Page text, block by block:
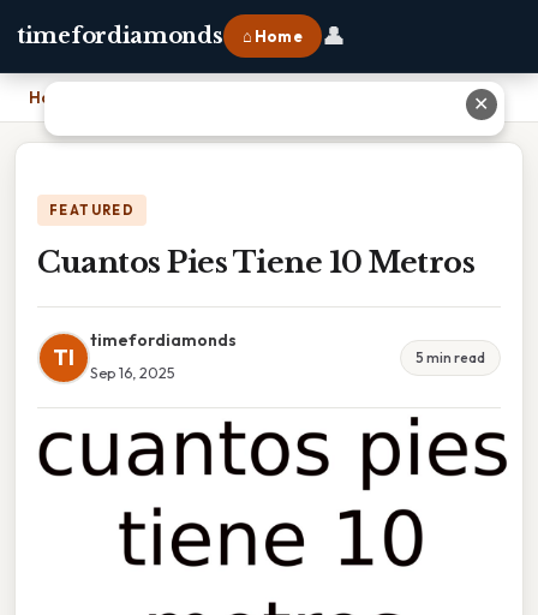
timefordiamonds ⌂ Home 👤
Home
FEATURED
Cuantos Pies Tiene 10 Metros
TI
timefordiamonds
Sep 16, 2025
5 min read
✕